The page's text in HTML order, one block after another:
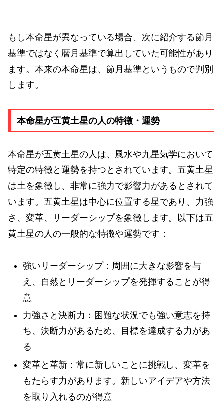
もし本命星が異なっている場合、次に紹介する節月
基準ではなく暦月基準で算出していた可能性があり
ます。本来の本命星は、節月基準というもので判別
します。
本命星が五黄土星の人の特徴・運勢
本命星が五黄土星の人は、風水や九星気学において
特定の特徴と運勢を持つとされています。五黄土星
は土を象徴し、非常に強力で影響力があるとされて
います。五黄土星は中心に位置する星であり、力強
さ、変革、リーダーシップを象徴します。以下は五
黄土星の人の一般的な特徴や運勢です：
強いリーダーシップ：周囲に大きな影響を与
え、自然とリーダーシップを発揮することが得
意
力強さと決断力：困難な状況でも強い意志を持
ち、決断力があるため、目標を達成する力があ
る
変革と革新：常に新しいことに挑戦し、変革を
もたらす力があります。新しいアイデアや方法
を取り入れるのが得意